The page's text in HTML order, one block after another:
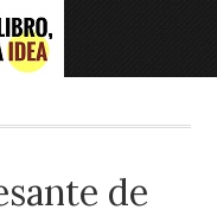
de